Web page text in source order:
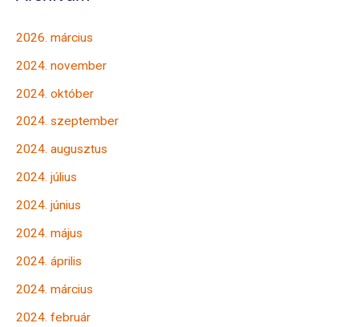
2026. március
2024. november
2024. október
2024. szeptember
2024. augusztus
2024. július
2024. június
2024. május
2024. április
2024. március
2024. február